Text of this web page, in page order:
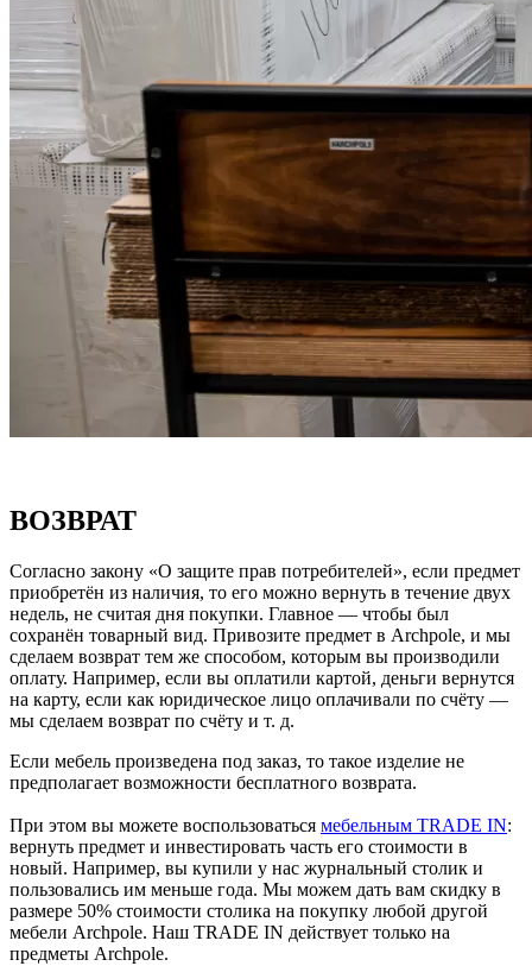
ВОЗВРАТ
Согласно закону «О защите прав потребителей», если предмет
приобретён из наличия, то его можно вернуть в течение двух
недель, не считая дня покупки. Главное — чтобы был
сохранён товарный вид. Привозите предмет в Archpole, и мы
сделаем возврат тем же способом, которым вы производили
оплату. Например, если вы оплатили картой, деньги вернутся
на карту, если как юридическое лицо оплачивали по счёту —
мы сделаем возврат по счёту и т. д.
Если мебель произведена под заказ, то такое изделие не
предполагает возможности бесплатного возврата.
При этом вы можете воспользоваться мебельным TRADE IN:
вернуть предмет и инвестировать часть его стоимости в
новый. Например, вы купили у нас журнальный столик и
пользовались им меньше года. Мы можем дать вам скидку в
размере 50% стоимости столика на покупку любой другой
мебели Archpole. Наш TRADE IN действует только на
предметы Archpole.